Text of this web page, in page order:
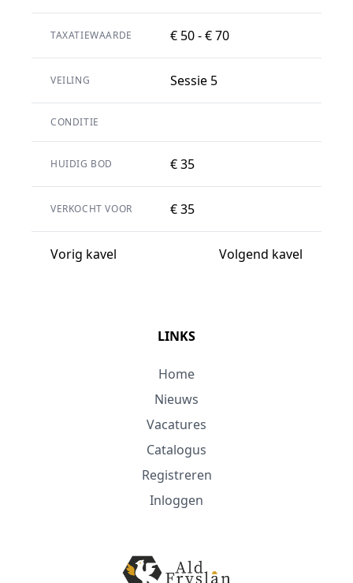
TAXATIEWAARDE € 50 - € 70
VEILING Sessie 5
CONDITIE
HUIDIG BOD € 35
VERKOCHT VOOR € 35
Vorig kavel Volgend kavel
LINKS
Home
Nieuws
Vacatures
Catalogus
Registreren
Inloggen